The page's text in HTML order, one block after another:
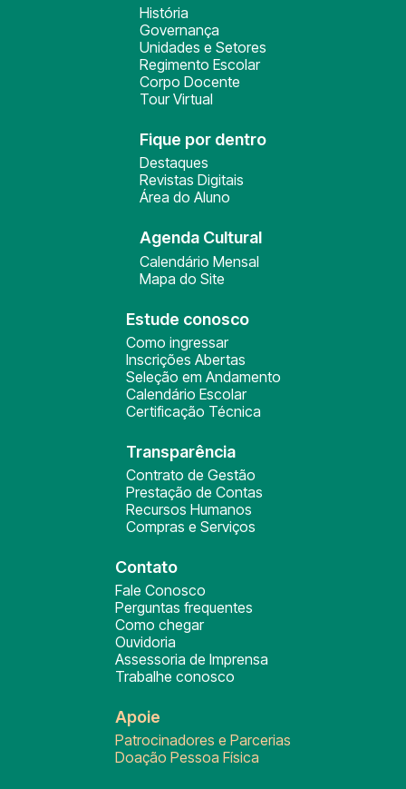
História
Governança
Unidades e Setores
Regimento Escolar
Corpo Docente
Tour Virtual
Fique por dentro
Destaques
Revistas Digitais
Área do Aluno
Agenda Cultural
Calendário Mensal
Mapa do Site
Estude conosco
Como ingressar
Inscrições Abertas
Seleção em Andamento
Calendário Escolar
Certificação Técnica
Transparência
Contrato de Gestão
Prestação de Contas
Recursos Humanos
Compras e Serviços
Contato
Fale Conosco
Perguntas frequentes
Como chegar
Ouvidoria
Assessoria de Imprensa
Trabalhe conosco
Apoie
Patrocinadores e Parcerias
Doação Pessoa Física